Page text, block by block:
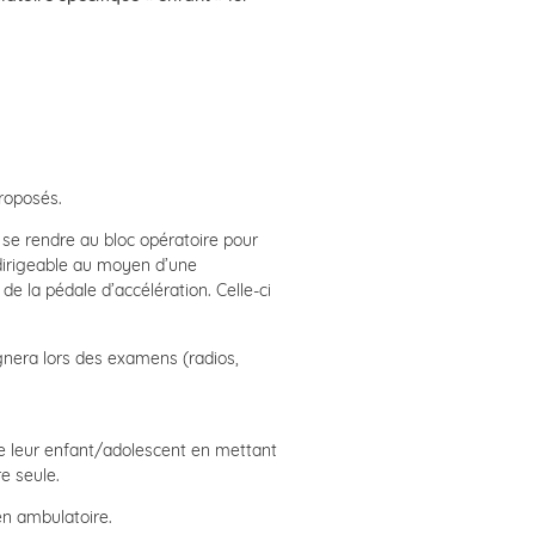
rendre au bloc opératoire pour
au moyen d’une
la pédale d’accélération. Celle-ci
lors des examens (radios,
leur enfant/adolescent en mettant
seule.
ambulatoire.